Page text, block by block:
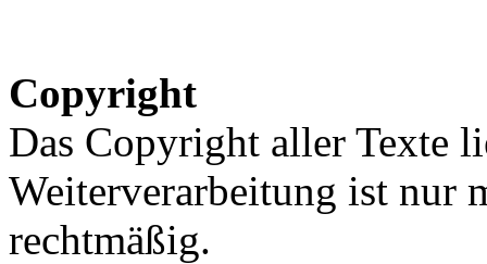
Copyright
Das Copyright aller Texte
Weiterverarbeitung ist nur
rechtmäßig.